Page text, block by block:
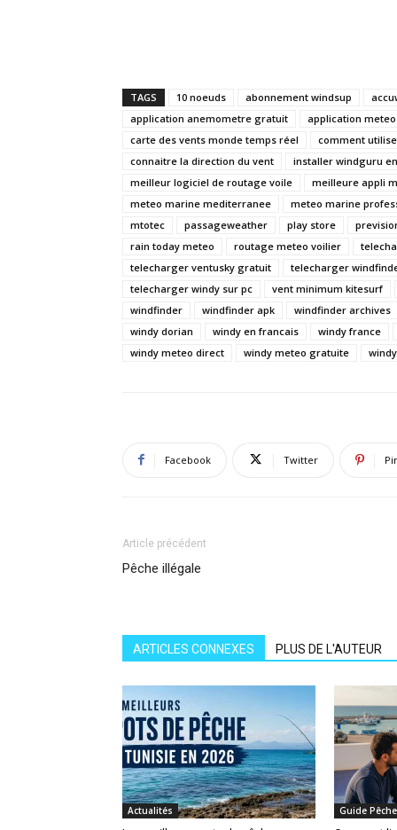
TAGS 10 noeuds abonnement windsup
application anemometre gratuit
application
carte des vents monde temps réel
comment
connaitre la direction du vent
installer windguru
meilleur logiciel de routage voile
meilleure appli
meteo marine mediterranee
meteo marine
mtotec
passageweather play store
rain today meteo
routage meteo voilier
telecharger ventusky gratuit
telecharger
telecharger windy sur pc
vent minimum kitesurf
windfinder
windfinder apk windfinder archives
windy dorian
windy en francais windy france
windy meteo direct
windy meteo gratuite
Facebook Twitter
Article précédent
Pêche illégale
ARTICLES CONNEXES PLUS DE L'AUTEUR
Actualités Guide